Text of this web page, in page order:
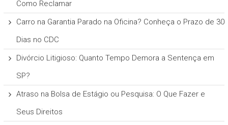
Como Reclamar
Carro na Garantia Parado na Oficina? Conheça o Prazo de 30
Dias no CDC
Divórcio Litigioso: Quanto Tempo Demora a Sentença em
SP?
Atraso na Bolsa de Estágio ou Pesquisa: O Que Fazer e
Seus Direitos